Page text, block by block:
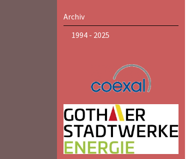
Archiv
1994 - 2025